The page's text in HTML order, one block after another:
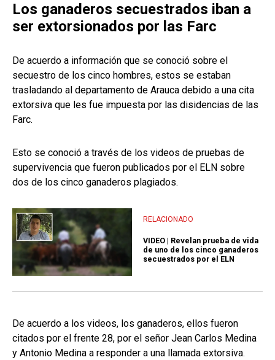
Los ganaderos secuestrados iban a
ser extorsionados por las Farc
De acuerdo a información que se conoció sobre el
secuestro de los cinco hombres, estos se estaban
trasladando al departamento de Arauca debido a una cita
extorsiva que les fue impuesta por las disidencias de las
Farc.
Esto se conoció a través de los videos de pruebas de
supervivencia que fueron publicados por el ELN sobre
dos de los cinco ganaderos plagiados.
RELACIONADO
VIDEO | Revelan prueba de vida
de uno de los cinco ganaderos
secuestrados por el ELN
De acuerdo a los videos, los ganaderos, ellos fueron
citados por el frente 28, por el señor Jean Carlos Medina
y Antonio Medina a responder a una llamada extorsiva.